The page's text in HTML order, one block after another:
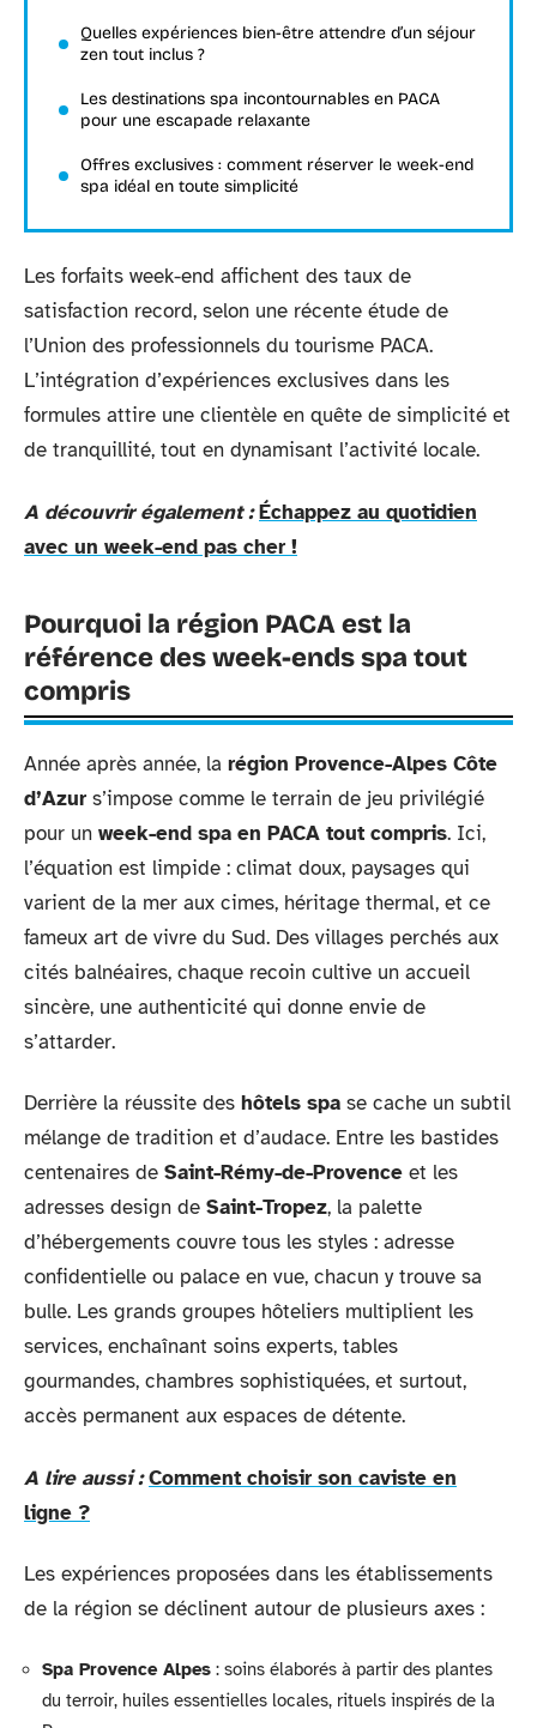
Quelles expériences bien-être attendre d’un séjour
zen tout inclus ?
Les destinations spa incontournables en PACA
pour une escapade relaxante
Offres exclusives : comment réserver le week-end
spa idéal en toute simplicité
Les forfaits week-end affichent des taux de
satisfaction record, selon une récente étude de
l’Union des professionnels du tourisme PACA.
L’intégration d’expériences exclusives dans les
formules attire une clientèle en quête de simplicité et
de tranquillité, tout en dynamisant l’activité locale.
A découvrir également : Échappez au quotidien
avec un week-end pas cher !
Pourquoi la région PACA est la
référence des week-ends spa tout
compris
Année après année, la région Provence-Alpes Côte
d’Azur s’impose comme le terrain de jeu privilégié
pour un week-end spa en PACA tout compris. Ici,
l’équation est limpide : climat doux, paysages qui
varient de la mer aux cimes, héritage thermal, et ce
fameux art de vivre du Sud. Des villages perchés aux
cités balnéaires, chaque recoin cultive un accueil
sincère, une authenticité qui donne envie de
s’attarder.
Derrière la réussite des hôtels spa se cache un subtil
mélange de tradition et d’audace. Entre les bastides
centenaires de Saint-Rémy-de-Provence et les
adresses design de Saint-Tropez, la palette
d’hébergements couvre tous les styles : adresse
confidentielle ou palace en vue, chacun y trouve sa
bulle. Les grands groupes hôteliers multiplient les
services, enchaînant soins experts, tables
gourmandes, chambres sophistiquées, et surtout,
accès permanent aux espaces de détente.
A lire aussi : Comment choisir son caviste en
ligne ?
Les expériences proposées dans les établissements
de la région se déclinent autour de plusieurs axes :
Spa Provence Alpes : soins élaborés à partir des plantes
du terroir, huiles essentielles locales, rituels inspirés de la